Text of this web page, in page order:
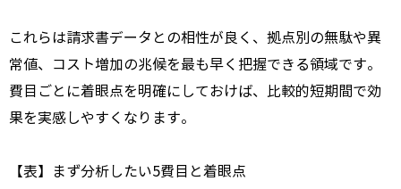
これらは請求書データとの相性が良く、拠点別の無駄や異
常値、コスト増加の兆候を最も早く把握できる領域です。
費目ごとに着眼点を明確にしておけば、比較的短期間で効
果を実感しやすくなります。
【表】まず分析したい5費目と着眼点